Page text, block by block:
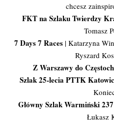
chcesz
FKT na Szlaku Twierdzy
Tomasz
7 Days 7 Races | Katarzyna
Ryszard
Z Warszawy do
Szlak 25-lecia PTTK
Główny Szlak Warmiński
Łukasz